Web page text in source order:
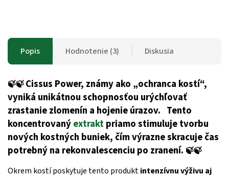
Popis Hodnotenie (3) Diskusia
🍃🍃Cissus Power, známy ako „ochranca kostí“,
vyniká unikátnou schopnosťou urýchľovať
zrastanie zlomenín a hojenie úrazov. Tento
koncentrovanýextraktpriamo stimuluje tvorbu
nových kostných buniek, čím výrazne skracuje čas
potrebný na rekonvalescenciu po zranení. 🍃🍃
Okrem kostí poskytuje tento produktintenzívnu výživu aj